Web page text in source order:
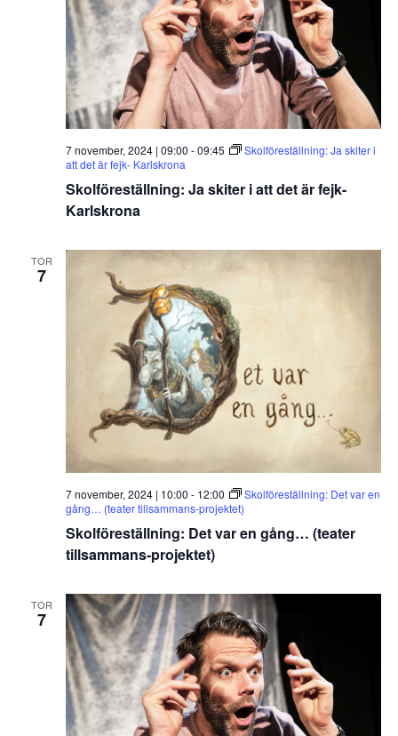
Skolföreställning: Ja skiter i att det är fejk-
Karlskrona
7 november, 2024 | 09:00 -09:45
Skolföreställning: Ja skiter i
att det är fejk- Karlskrona
TOR
7
Skolföreställning: Det var en gång… (teater
tillsammans-projektet)
7 november, 2024 | 10:00 - 12:00
Skolföreställning: Det var en
gång… (teater tillsammans-projektet)
TOR
7